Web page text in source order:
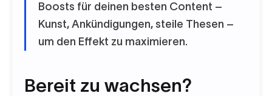
Boosts für deinen besten Content –
Kunst, Ankündigungen, steile Thesen –
um den Effekt zu maximieren.
Bereit zu wachsen?